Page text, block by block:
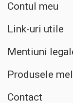
Contul meu
Link-uri utile
Mentiuni
Produsele
Contact